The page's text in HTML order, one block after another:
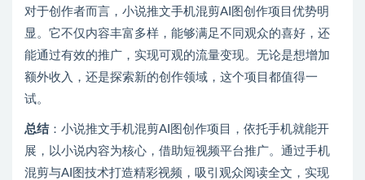
对于创作者而言，小说推文手机混剪AI图创作项目优势明
显。它不仅内容丰富多样，能够满足不同观众的喜好，还
能通过有效的推广，实现可观的流量变现。无论是想增加
额外收入，还是探索新的创作领域，这个项目都值得一
试。
总结：小说推文手机混剪AI图创作项目，依托手机就能开
展，以小说内容为核心，借助短视频平台推广。通过手机
混剪与AI图技术打造精彩视频，吸引观众阅读全文，实现